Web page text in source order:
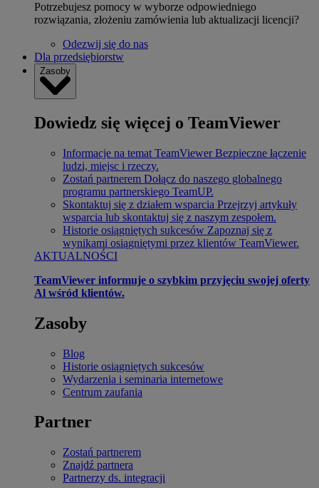
Potrzebujesz pomocy w wyborze odpowiedniego
rozwiązania, złożeniu zamówienia lub aktualizacji licencji?
Odezwij się do nas
Dla przedsiębiorstw
Zasoby
Dowiedz się więcej o TeamViewer
Informacje na temat TeamViewer Bezpieczne łączenie
ludzi, miejsc i rzeczy.
Zostań partnerem Dołącz do naszego globalnego
programu partnerskiego TeamUP.
Skontaktuj się z działem wsparcia Przejrzyj artykuły
wsparcia lub skontaktuj się z naszym zespołem.
Historie osiągniętych sukcesów Zapoznaj się z
wynikami osiągniętymi przez klientów TeamViewer.
AKTUALNOŚCI
TeamViewer informuje o szybkim przyjęciu swojej oferty
Al wśród klientów.
Zasoby
Blog
Historie osiągniętych sukcesów
Wydarzenia i seminaria internetowe
Centrum zaufania
Partner
Zostań partnerem
Znajdź partnera
Partnerzy ds. integracji